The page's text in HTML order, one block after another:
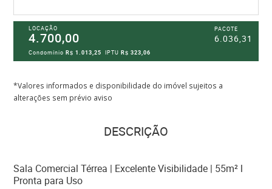
LOCAÇÃO
4.700,00
PACOTE
6.036,31
CondomínioR$ 1.013,25 IPTUR$ 323,06
*Valores informados e disponibilidade do imóvel sujeitos a
alterações sem prévio aviso
DESCRIÇÃO
Sala Comercial Térrea | Excelente Visibilidade | 55m² l
Pronta para Uso